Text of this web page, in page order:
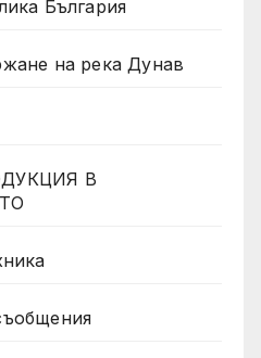
България
на река Дунав
В